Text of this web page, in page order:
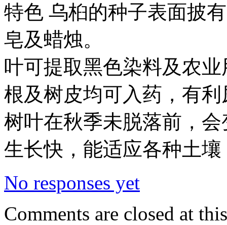
特色 乌桕的种子表面披
皂及蜡烛。
叶可提取黑色染料及农
根及树皮均可入药，有
树叶在秋季未脱落前，
生长快，能适应各种土
No responses yet
Comments are closed at